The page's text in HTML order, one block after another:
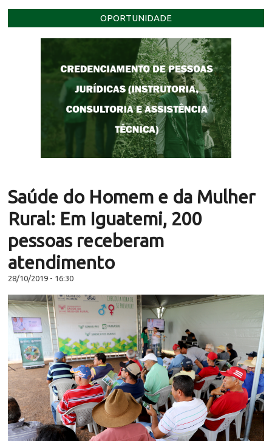
OPORTUNIDADE
Saúde do Homem e da Mulher
Rural: Em Iguatemi, 200
pessoas receberam
atendimento
28/10/2019 - 16:30